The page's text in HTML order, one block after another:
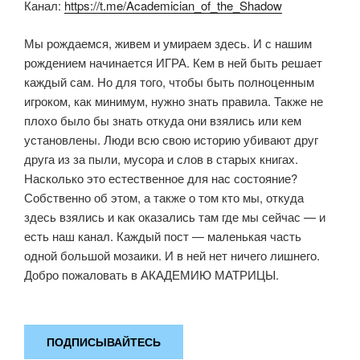
Канал: https://t.me/Academician_of_the_Shadow
Мы рождаемся, живем и умираем здесь. И с нашим
рождением начинается ИГРА. Кем в ней быть решает
каждый сам. Но для того, чтобы быть полноценным
игроком, как минимум, нужно знать правила. Также не
плохо было бы знать откуда они взялись или кем
установлены. Люди всю свою историю убивают друг
друга из за пыли, мусора и слов в старых книгах.
Насколько это естественное для нас состояние?
Собственно об этом, а также о том кто мы, откуда
здесь взялись и как оказались там где мы сейчас — и
есть наш канал. Каждый пост — маленькая часть
одной большой мозаики. И в ней нет ничего лишнего.
Добро пожаловать в АКАДЕМИЮ МАТРИЦЫ.
ПОДПИСЫВАЙТЕСЬ